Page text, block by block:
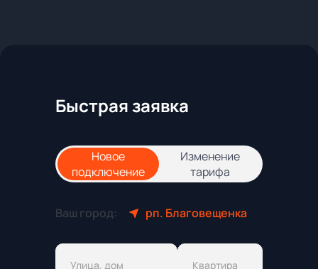
Быстрая заявка
Новое
подключение
Изменение
тарифа
Ваш город: рп. Благовещенка